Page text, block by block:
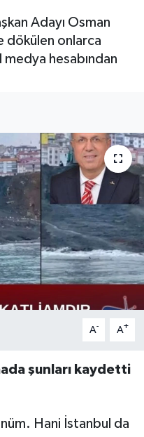
Adayı Osman
dökülen onlarca
hesabından
A- A+
şunları kaydetti
Hani İstanbul da